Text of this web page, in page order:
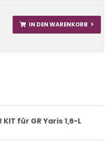
IN DEN WARENKORB
KIT für GR Yaris 1,6-L